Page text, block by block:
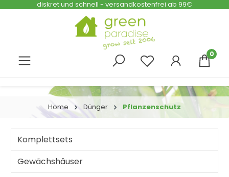
Zum Hauptinhalt springen
diskret und schnell - versandkostenfrei ab 99€
0
Home Dünger Pflanzenschutz
Komplettsets
Gewächshäuser